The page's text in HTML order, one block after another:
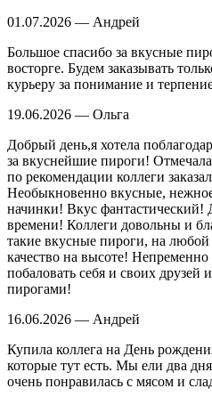
01.07.2026 — Андрей
Большое спасибо за вкусные
восторге. Будем заказывать
курьеру за понимание и
19.06.2026 — Ольга
Добрый день,я хотела
за вкуснейшие пироги!
по рекомендации коллеги
Необыкновенно вкусные,
начинки! Вкус фантастический!
времени! Коллеги довольны и
такие вкусные пироги, на
качество на высоте! Непременно
побаловать себя и своих друзей
пирогами!
16.06.2026 — Андрей
Купила коллега на День
которые тут есть. Мы ели два
очень понравилась с мясом и